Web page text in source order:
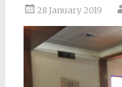
28 January 2019